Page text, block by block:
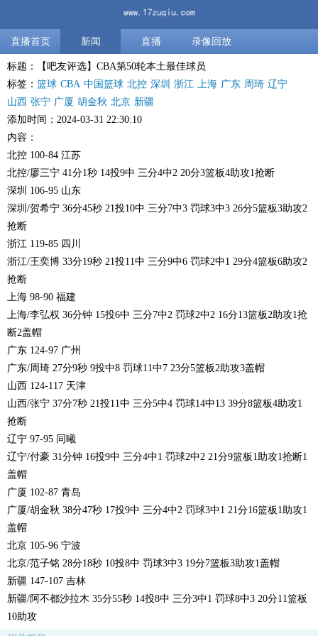
直播首页 新闻 直播 录像回放
标题：【吧友评选】CBA第50轮本土最佳球员
标签： 篮球 CBA 中国篮球 北控 深圳 浙江 上海 广东 周琦 辽宁
山西 张宁 广厦 胡金秋 北京 新疆
添加时间：2024-03-31 22:30:10
内容：
北控 100-84 江苏
北控/廖三宁 41分1秒 14投9中 三分4中2 20分3篮板4助攻1抢断
深圳 106-95 山东
深圳/贺希宁 36分45秒 21投10中 三分7中3 罚球3中3 26分5篮板3助攻2
抢断
浙江 119-85 四川
浙江/王奕博 33分19秒 21投11中 三分9中6 罚球2中1 29分4篮板6助攻2
抢断
上海 98-90 福建
上海/李弘权 36分钟 15投6中 三分7中2 罚球2中2 16分13篮板2助攻1抢
断2盖帽
广东 124-97 广州
广东/周琦 27分9秒 9投中8 罚球11中7 23分5篮板2助攻3盖帽
山西 124-117 天津
山西/张宁 37分7秒 21投11中 三分5中4 罚球14中13 39分8篮板4助攻1
抢断
辽宁 97-95 同曦
辽宁/付豪 31分钟 16投9中 三分4中1 罚球2中2 21分9篮板1助攻1抢断1
盖帽
广厦 102-87 青岛
广厦/胡金秋 38分47秒 17投9中 三分4中2 罚球3中1 21分16篮板1助攻1
盖帽
北京 105-96 宁波
北京/范子铭 28分18秒 10投8中 罚球3中3 19分7篮板3助攻1盖帽
新疆 147-107 吉林
新疆/阿不都沙拉木 35分55秒 14投8中 三分3中1 罚球8中3 20分11篮板
10助攻